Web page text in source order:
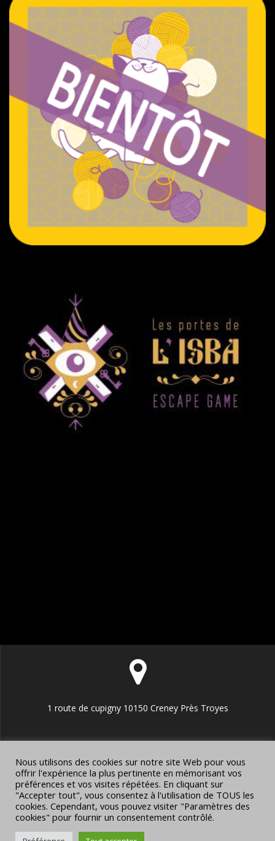
1 route de cupigny 10150 Creney Près Troyes
escape-game@lesportesdelisba.fr
Nous utilisons des cookies sur notre site Web pour vous
offrir l'expérience la plus pertinente en mémorisant vos
préférences et vos visites répétées. En cliquant sur
"Accepter tout", vous consentez à l'utilisation de TOUS les
cookies. Cependant, vous pouvez visiter "Paramètres des
cookies" pour fournir un consentement contrôlé.